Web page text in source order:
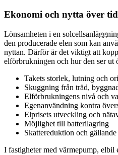
Ekonomi och nytta över tid
Lönsamheten i en
den producerade elen som kan
nyttan. Därför är det viktigt att
elförbrukningen och hur den ser ut
Takets storlek, lutning och
Skuggning från träd,
Elförbrukningens nivå och
Egenanvändning kontra
Elprisets utveckling och
Möjlighet till batterilagring
Skattereduktion och
I fastigheter med värmepump,